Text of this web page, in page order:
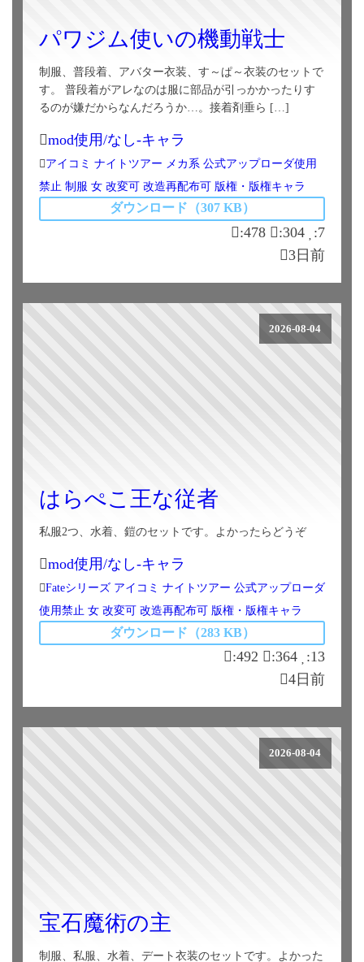
パワジム使いの機動戦士
制服、普段着、アバター衣装、す～ぱ～衣装のセットで
す。 普段着がアレなのは服に部品が引っかかったりす
るのが嫌だからなんだろうか…。接着剤垂ら […]
mod使用/なし-キャラ
アイコミ ナイトツアー メカ系 公式アップローダ使用
禁止 制服 女 改変可 改造再配布可 版権・版権キャラ
ダウンロード（307 KB）
:478 :304 :7
3日前
2026-08-04
はらぺこ王な従者
私服2つ、水着、鎧のセットです。よかったらどうぞ
mod使用/なし-キャラ
Fateシリーズ アイコミ ナイトツアー 公式アップローダ
使用禁止 女 改変可 改造再配布可 版権・版権キャラ
ダウンロード（283 KB）
:492 :364 :13
4日前
2026-08-04
宝石魔術の主
制服、私服、水着、デート衣装のセットです。よかった